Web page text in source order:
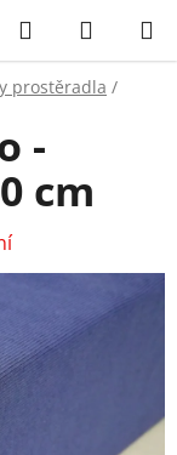
Hledat
KOŠÍK
prostěradla /
-
cm